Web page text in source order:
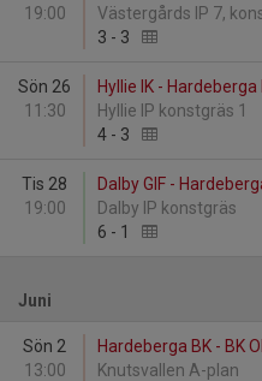
19:00
Västergårds IP 7,
3 - 3
Sön 26
11:30
Hyllie IK - Hardeberga
Hyllie IP konstgräs 1
4 - 3
Tis 28
19:00
Dalby GIF -
Dalby IP konstgräs
6 - 1
Juni
Sön 2
13:00
Hardeberga BK - BK
Knutsvallen A-plan